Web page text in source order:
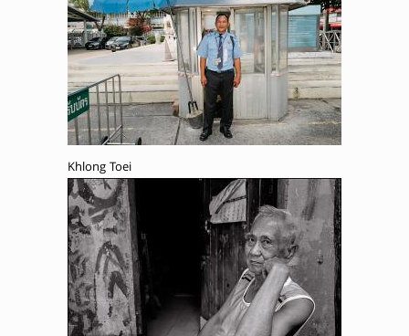
Khlong Toei